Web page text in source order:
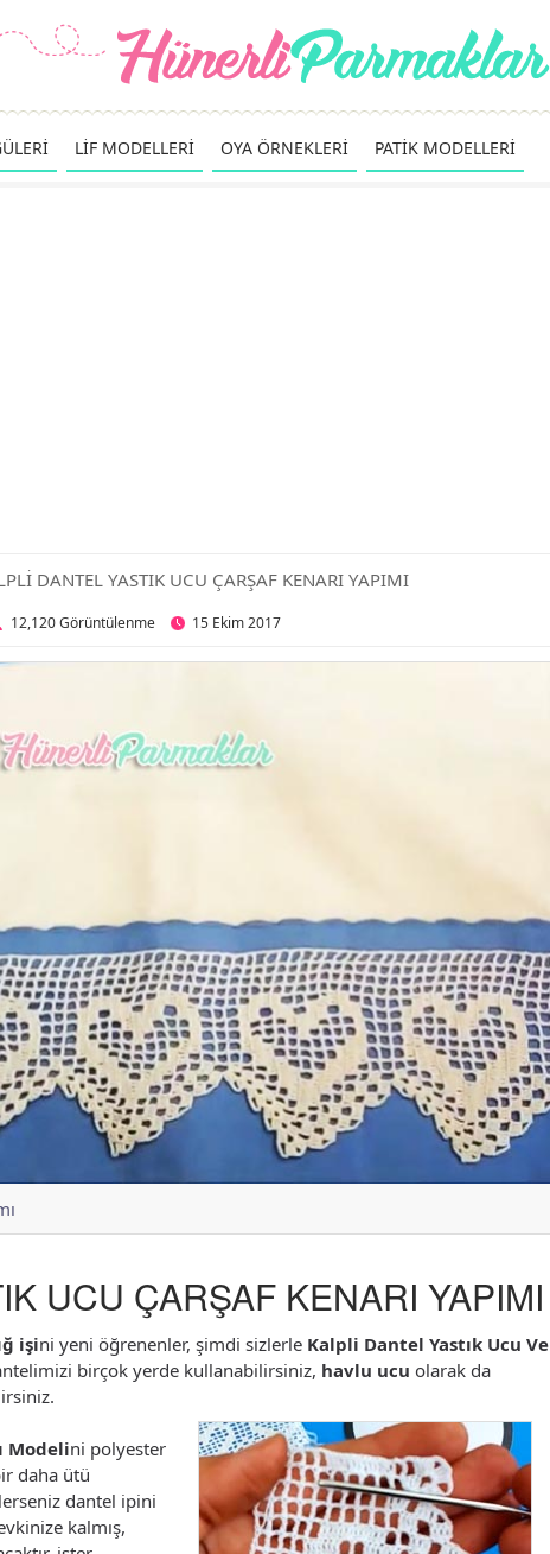
LİF MODELLERİ OYA ÖRNEKLERİ PATİK MODELLERİ
DANTEL YASTIK UCU ÇARŞAF KENARI YAPIMI
12,120 Görüntülenme 15 Ekim 2017
UCU ÇARŞAF KENARI YAPIMI
işini yeni öğrenenler, şimdi sizlerle Kalpli Dantel Yastık Ucu Ve
birçok yerde kullanabilirsiniz, havlu ucu olarak da
Modelini polyester
daha ütü
dantel ipini
kalmış,